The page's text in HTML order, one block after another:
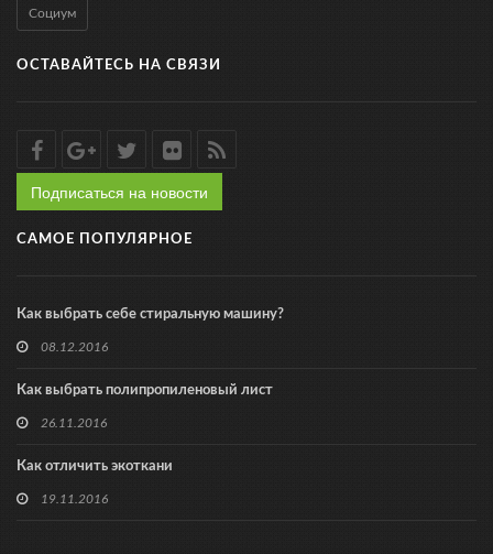
Социум
ОСТАВАЙТЕСЬ НА СВЯЗИ
Подписаться на новости
САМОЕ ПОПУЛЯРНОЕ
Как выбрать себе стиральную машину?
08.12.2016
Как выбрать полипропиленовый лист
26.11.2016
Как отличить экоткани
19.11.2016